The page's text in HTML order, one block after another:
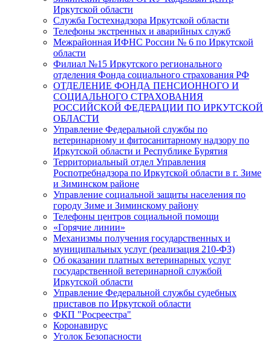
Иркутской области
Служба Гостехнадзора Иркутской области
Телефоны экстренных и аварийных служб
Межрайонная ИФНС России № 6 по Иркутской
области
Филиал №15 Иркутского регионального
отделения Фонда социального страхования РФ
ОТДЕЛЕНИЕ ФОНДА ПЕНСИОННОГО И
СОЦИАЛЬНОГО СТРАХОВАНИЯ
РОССИЙСКОЙ ФЕДЕРАЦИИ ПО ИРКУТСКОЙ
ОБЛАСТИ
Управление Федеральной службы по
ветеринарному и фитосанитарному надзору по
Иркутской области и Республике Бурятия
Территориальный отдел Управления
Роспотребнадзора по Иркутской области в г. Зиме
и Зиминском районе
Управление социальной защиты населения по
городу Зиме и Зиминскому району
Телефоны центров социальной помощи
«Горячие линии»
Механизмы получения государственных и
муниципальных услуг (реализация 210-ФЗ)
Об оказании платных ветеринарных услуг
государственной ветеринарной службой
Иркутской области
Управление Федеральной службы судебных
приставов по Иркутской области
ФКП "Росреестра"
Коронавирус
Уголок Безопасности